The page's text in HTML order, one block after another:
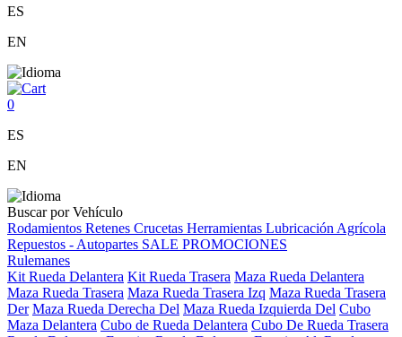
ES
EN
0
ES
EN
Buscar por Vehículo
Rodamientos Retenes Crucetas Herramientas Lubricación Agrícola
Repuestos - Autopartes SALE PROMOCIONES
Rulemanes
Kit Rueda Delantera Kit Rueda Trasera Maza Rueda Delantera
Maza Rueda Trasera Maza Rueda Trasera Izq Maza Rueda Trasera
Der Maza Rueda Derecha Del Maza Rueda Izquierda Del Cubo
Maza Delantera Cubo de Rueda Delantera Cubo De Rueda Trasera